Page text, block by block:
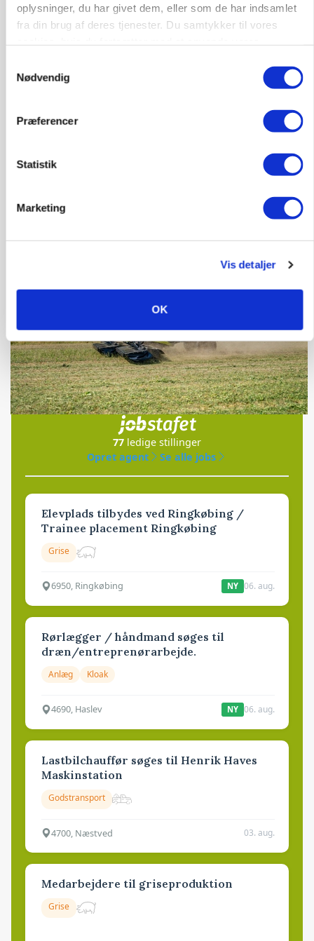
oplysninger, du har givet dem, eller som de har indsamlet
fra din brug af deres tjenester. Du samtykker til vores
Nødvendig
Præferencer
Statistik
Marketing
Vis detaljer
OK
KULTUR
Forserie til selvkørende skårlægger afprøves i år
Loading...
Jobs
i samarbejde med
77 ledige stillinger
Opret agent
Se alle jobs
Elevplads tilbydes ved Ringkøbing /
Trainee placement Ringkøbing
Grise
6950, Ringkøbing NY 06. aug.
Rørlægger / håndmand søges til
dræn/entreprenørarbejde.
Anlæg Kloak
4690, Haslev NY 06. aug.
Lastbilchauffør søges til Henrik Haves
Maskinstation
Godstransport
4700, Næstved 03. aug.
Medarbejdere til griseproduktion
Grise